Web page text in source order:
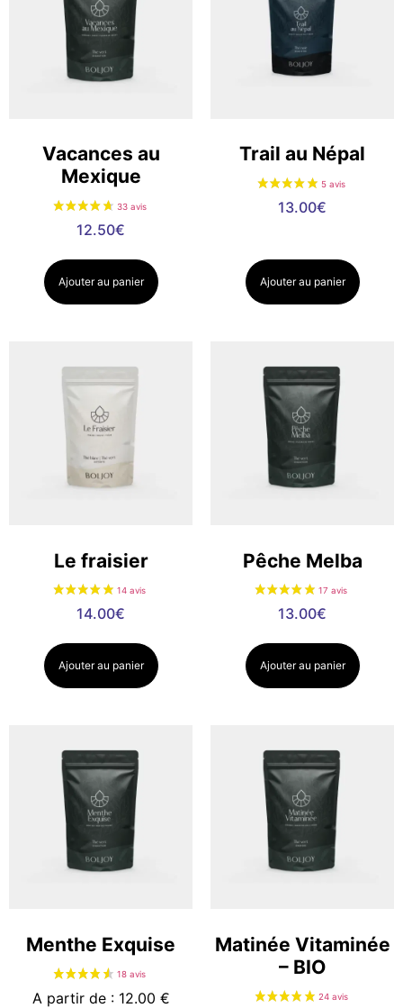
Vacances au
Mexique
12.50€
Ajouter au panier
Trail au Népal
13.00€
Ajouter au panier
Le fraisier
14.00€
Ajouter au panier
Pêche Melba
13.00€
Ajouter au panier
Menthe Exquise
A partir de : 12.00 €
Matinée Vitaminée
– BIO